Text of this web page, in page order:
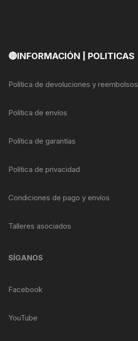
🔴INFORMACIÓN | POLITICAS
Política de devoluciones y reembolsos
Política de envíos
Política de garantías
Política de privacidad
Condiciones de pago y envíos
Talleres asociados
SÍGANOS
Facebook
YouTube